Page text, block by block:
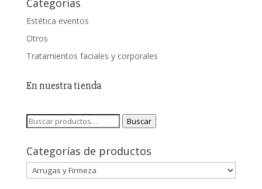
Estética eventos
Otros
Tratamientos faciales y corporales
En nuestra tienda
Buscar
Buscar
Categorías de productos